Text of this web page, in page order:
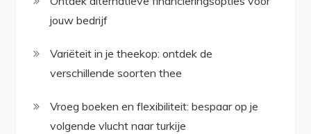
jouw bedrijf
Variëteit in je theekop: ontdek de
verschillende soorten thee
Vroeg boeken en flexibiliteit: bespaar op je
volgende vlucht naar turkije